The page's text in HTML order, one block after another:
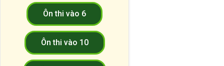
Ôn thi vào 6
Ôn thi vào 10